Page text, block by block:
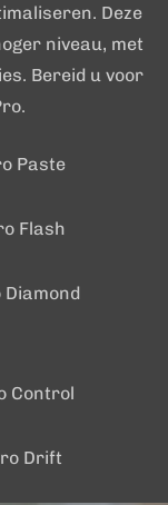
Deze
niveau, met
Bereid u voor
Paste
Flash
Diamond
Control
Drift